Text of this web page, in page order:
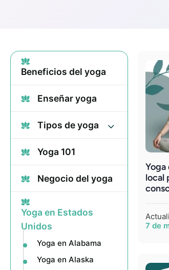
Beneficios del yoga
Enseñar yoga
Tipos de yoga
Yoga 101
Negocio del yoga
Yoga en Estados
Unidos
Yoga en Alabama
Yoga en Alaska
Yoga
local
7 de